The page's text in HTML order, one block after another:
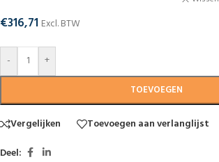
€316,71 Excl. BTW
- +
TOEVOEGEN
Vergelijken
Toevoegen aan verlanglijst
Deel: